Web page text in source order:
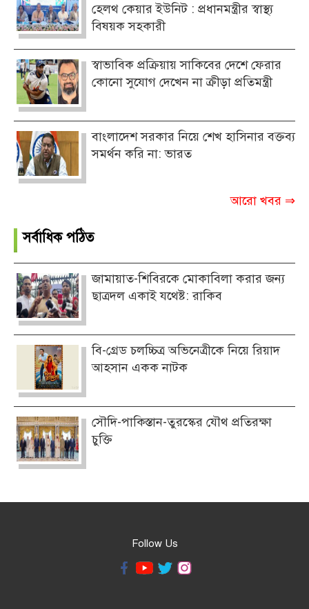
হেলথ কেয়ার ইউনিট : প্রধানমন্ত্রীর স্বাস্থ্য
বিষয়ক সহকারী
স্বাভাবিক প্রক্রিয়ায় সাকিবের দেশে ফেরার
কোনো সুযোগ দেখেন না ক্রীড়া প্রতিমন্ত্রী
বাংলাদেশ সরকার নিয়ে শেখ হাসিনার বক্তব্য
সমর্থন করি না: ভারত
আরো খবর ⇒
সর্বাধিক পঠিত
জামায়াত-শিবিরকে মোকাবিলা করার জন্য
ছাত্রদল একাই যথেষ্ট: রাকিব
বি-গ্রেড চলচ্চিত্র অভিনেত্রীকে নিয়ে রিয়াদ
আহসান একক নাটক
সৌদি-পাকিস্তান-তুরস্কের যৌথ প্রতিরক্ষা
চুক্তি
Follow Us